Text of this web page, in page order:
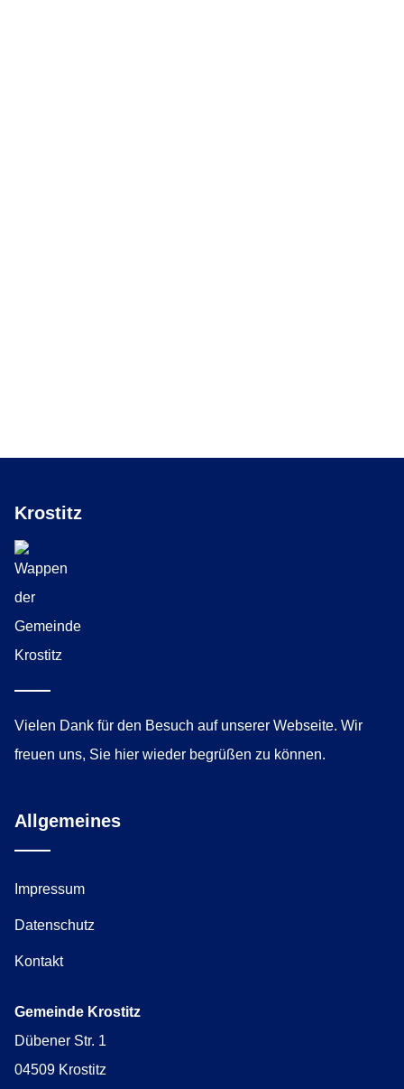
Krostitz
Vielen Dank für den Besuch auf unserer Webseite. Wir
freuen uns, Sie hier wieder begrüßen zu können.
Allgemeines
Impressum
Datenschutz
Kontakt
Gemeinde Krostitz
Dübener Str. 1
04509 Krostitz